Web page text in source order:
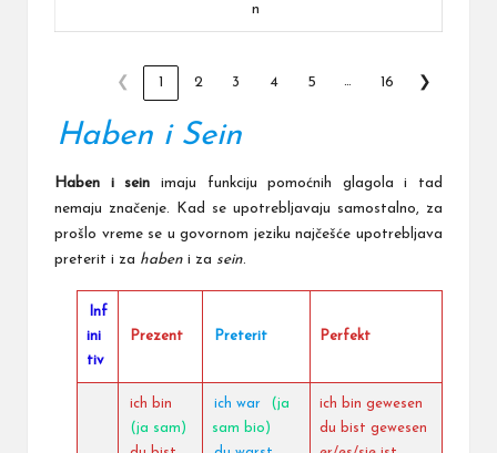
n
❮ 2 3 4 5 … 16 ❯
Haben i Sein
Haben i sein imaju funkciju pomoćnih glagola i tad
nemaju značenje. Kad se upotrebljavaju samostalno, za
prošlo vreme se u govornom jeziku najčešće upotrebljava
preterit i za haben i za sein.
Inf
ini
tiv
Prezent Preterit Perfekt
ich bin
(ja sam)
ich war
(ja
sam bio)
ich bin gewesen
du bist gewesen